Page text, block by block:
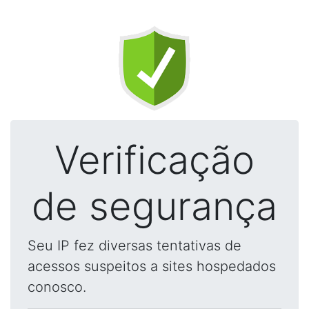
Verificação
de segurança
Seu IP fez diversas tentativas de
acessos suspeitos a sites hospedados
conosco.